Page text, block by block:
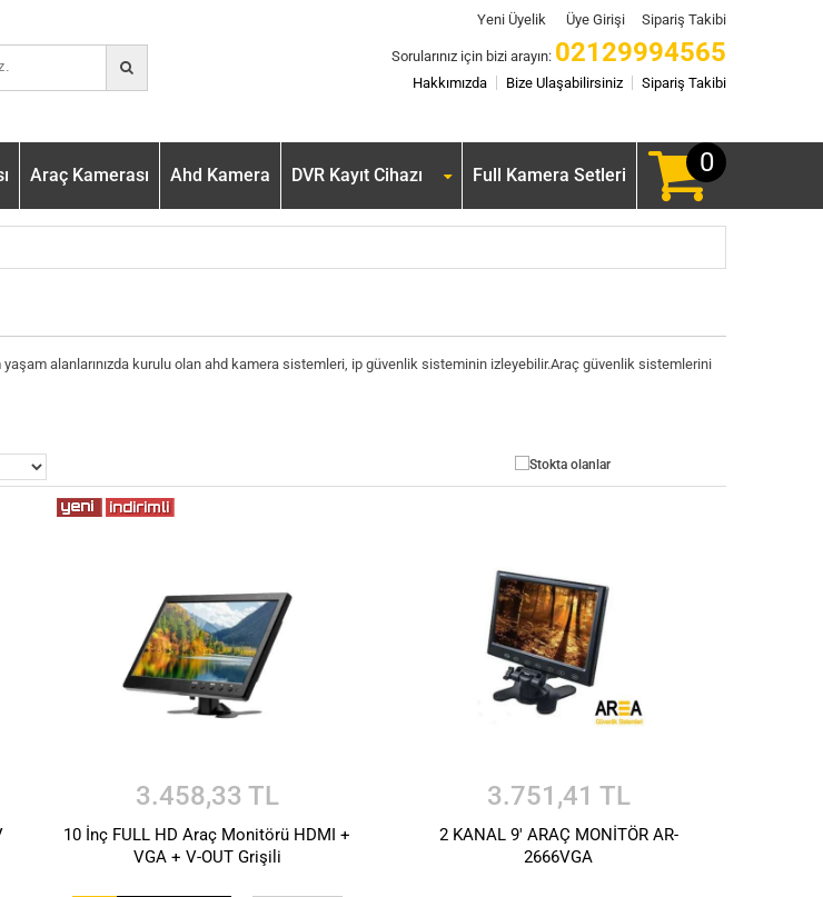
Yeni Üyelik Üye Girişi Sipariş Takibi
Sorularınız için bizi arayın: 02129994565
Hakkımızda Bize Ulaşabilirsiniz Sipariş Takibi
Araç Kamerası Ahd Kamera DVR Kayıt Cihazı Full Kamera Setleri 0
alanlarınızda kurulu olan ahd kamera sistemleri, ip güvenlik sisteminin izleyebilir.Araç güvenlik sistemlerini
Stokta olanlar
3.458,33 TL
10 İnç FULL HD Araç Monitörü HDMI +
VGA + V-OUT Grişili
3.751,41 TL
2 KANAL 9' ARAÇ MONİTÖR AR-
2666VGA